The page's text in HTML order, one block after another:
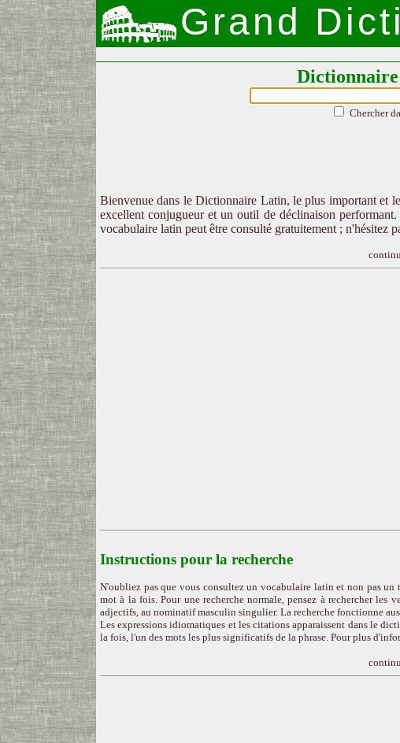
Grand
Chercher
Bienvenue dans le Dictionnaire Latin, le plus important et
excellent conjugueur et un outil de déclinaison
vocabulaire latin peut être consulté gratuitement ; n'hésitez
Instructions pour la recherche
N'oubliez pas que vous consultez un vocabulaire latin et non pas
mot à la fois. Pour une recherche normale, pensez à rechercher les
adjectifs, au nominatif masculin singulier. La recherche fonctionne
Les expressions idiomatiques et les citations apparaissent dans le
la fois, l'un des mots les plus significatifs de la phrase. Pour plus